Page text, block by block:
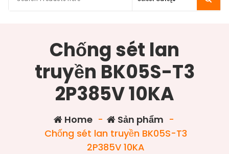
Chống sét lan
truyền BK05S-T3
2P385V 10KA
Home- Sản phẩm -
Chống sét lan truyền BK05S-T3
2P385V 10KA